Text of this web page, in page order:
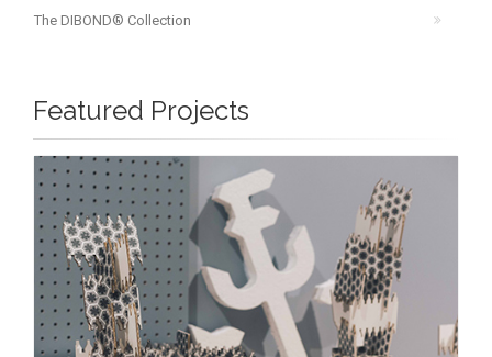
The DIBOND® Collection
Featured Projects